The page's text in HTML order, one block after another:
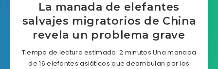
La manada de elefantes
salvajes migratorios de China
revela un problema grave
Tiempo de lectura estimado: 2 minutos Una manada
de 16 elefantes asiáticos que deambulan por los